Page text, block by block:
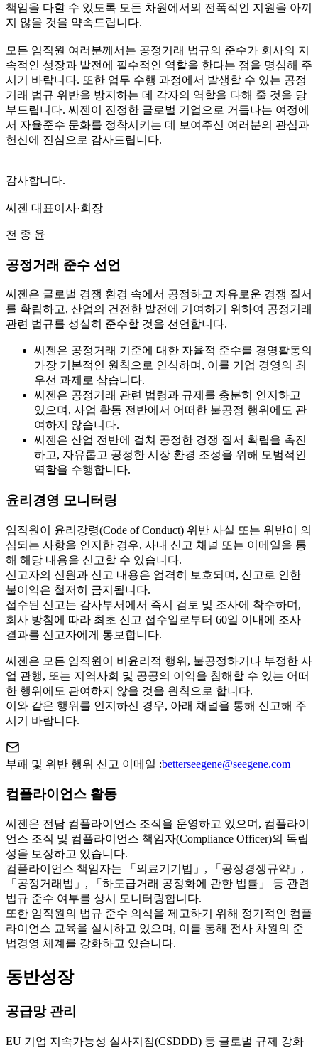
책임을 다할 수 있도록 모든 차원에서의 전폭적인 지원을 아끼
지 않을 것을 약속드립니다.
모든 임직원 여러분께서는 공정거래 법규의 준수가 회사의 지
속적인 성장과 발전에 필수적인 역할을 한다는 점을 명심해 주
시기 바랍니다. 또한 업무 수행 과정에서 발생할 수 있는 공정
거래 법규 위반을 방지하는 데 각자의 역할을 다해 줄 것을 당
부드립니다. 씨젠이 진정한 글로벌 기업으로 거듭나는 여정에
서 자율준수 문화를 정착시키는 데 보여주신 여러분의 관심과
헌신에 진심으로 감사드립니다.
감사합니다.
씨젠 대표이사·회장
천 종 윤
공정거래 준수 선언
씨젠은 글로벌 경쟁 환경 속에서 공정하고 자유로운 경쟁 질서
를 확립하고, 산업의 건전한 발전에 기여하기 위하여 공정거래
관련 법규를 성실히 준수할 것을 선언합니다.
씨젠은 공정거래 기준에 대한 자율적 준수를 경영활동의
가장 기본적인 원칙으로 인식하며, 이를 기업 경영의 최
우선 과제로 삼습니다.
씨젠은 공정거래 관련 법령과 규제를 충분히 인지하고
있으며, 사업 활동 전반에서 어떠한 불공정 행위에도 관
여하지 않습니다.
씨젠은 산업 전반에 걸쳐 공정한 경쟁 질서 확립을 촉진
하고, 자유롭고 공정한 시장 환경 조성을 위해 모범적인
역할을 수행합니다.
윤리경영 모니터링
임직원이 윤리강령(Code of Conduct) 위반 사실 또는 위반이 의
심되는 사항을 인지한 경우, 사내 신고 채널 또는 이메일을 통
해 해당 내용을 신고할 수 있습니다.
신고자의 신원과 신고 내용은 엄격히 보호되며, 신고로 인한
불이익은 철저히 금지됩니다.
접수된 신고는 감사부서에서 즉시 검토 및 조사에 착수하며,
회사 방침에 따라 최초 신고 접수일로부터 60일 이내에 조사
결과를 신고자에게 통보합니다.
씨젠은 모든 임직원이 비윤리적 행위, 불공정하거나 부정한 사
업 관행, 또는 지역사회 및 공공의 이익을 침해할 수 있는 어떠
한 행위에도 관여하지 않을 것을 원칙으로 합니다.
이와 같은 행위를 인지하신 경우, 아래 채널을 통해 신고해 주
시기 바랍니다.
부패 및 위반 행위 신고 이메일 :betterseegene@seegene.com
컴플라이언스 활동
씨젠은 전담 컴플라이언스 조직을 운영하고 있으며, 컴플라이
언스 조직 및 컴플라이언스 책임자(Compliance Officer)의 독립
성을 보장하고 있습니다.
컴플라이언스 책임자는 「의료기기법」, 「공정경쟁규약」,
「공정거래법」, 「하도급거래 공정화에 관한 법률」 등 관련
법규 준수 여부를 상시 모니터링합니다.
또한 임직원의 법규 준수 의식을 제고하기 위해 정기적인 컴플
라이언스 교육을 실시하고 있으며, 이를 통해 전사 차원의 준
법경영 체계를 강화하고 있습니다.
동반성장
공급망 관리
EU 기업 지속가능성 실사지침(CSDDD) 등 글로벌 규제 강화